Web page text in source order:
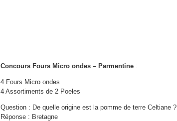
Concours Fours Micro ondes – Parmentine :
4 Fours Micro ondes
4 Assortiments de 2 Poeles
Question : De quelle origine est la pomme de terre Celtiane ?
Réponse : Bretagne